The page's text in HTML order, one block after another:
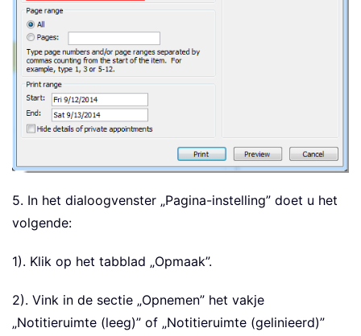
5. In het dialoogvenster „Pagina-instelling” doet u het
volgende:
1). Klik op het tabblad „Opmaak”.
2). Vink in de sectie „Opnemen” het vakje
„Notitieruimte (leeg)” of „Notitieruimte (gelinieerd)”